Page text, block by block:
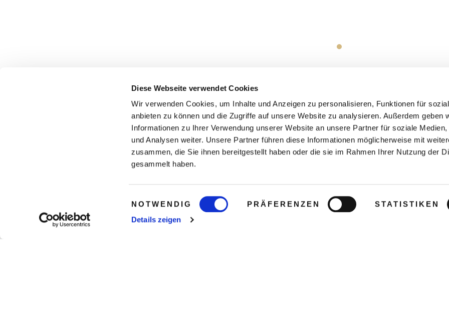
Diese Webseite verwendet Cookies
Wir verwenden Cookies, um Inhalte und Anzeigen zu personalisieren, Funktionen für
anbieten zu können und die Zugriffe auf unsere Website zu analysieren. Außerdem geben
Informationen zu Ihrer Verwendung unserer Website an unsere Partner für soziale Medien,
und Analysen weiter. Unsere Partner führen diese Informationen möglicherweise mit
zusammen, die Sie ihnen bereitgestellt haben oder die sie im Rahmen Ihrer Nutzung der
gesammelt haben.
Einwilligungsauswahl
NOTWENDIG PRÄFERENZEN
STATISTIKEN
Details zeigen